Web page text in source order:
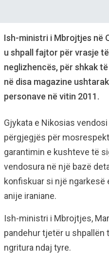
Ish-ministri i Mbrojtjes në
u shpall fajtor për vrasje
neglizhencës, për shkak
në disa magazine
personave në vitin 2011.
Gjykata e Nikosias
përgjegjës për
garantimin e kushteve të
vendosura në një bazë
konfiskuar si një
anije iraniane.
Ish-ministri i Mbrojtjes,
pandehur tjetër u shpallën
ngritura ndaj tyre.